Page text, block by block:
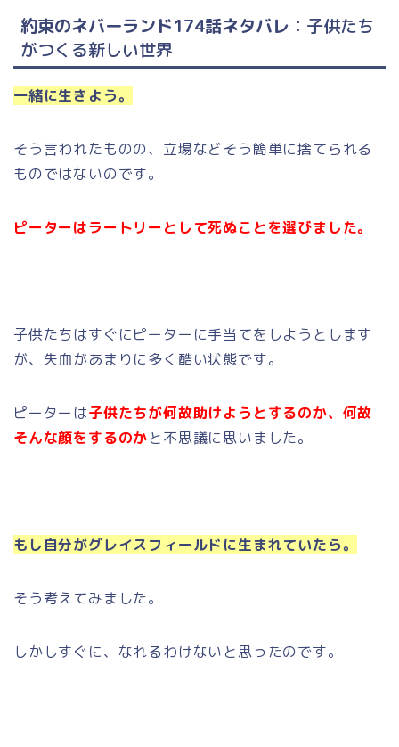
約束のネバーランド174話ネタバレ ：子供たち
がつくる新しい世界
一緒に生きよう。
そう言われたものの、立場などそう簡単に捨てられる
ものではないのです。
ピーターはラートリーとして死ぬことを選びました。
子供たちはすぐにピーターに手当てをしようとします
が、失血があまりに多く酷い状態です。
ピーターは子供たちが何故助けようとするのか、何故
そんな顔をするのかと不思議に思いました。
もし自分がグレイスフィールドに生まれていたら。
そう考えてみました。
しかしすぐに、なれるわけないと思ったのです。